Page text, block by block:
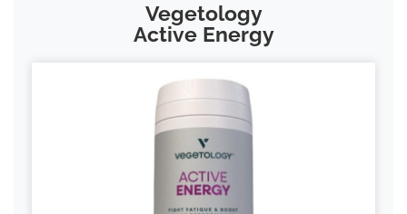
Vegetology
Active Energy